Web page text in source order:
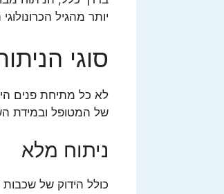
יותר מהגיל
סוגי
לא כל מתיחת פנים
של המטופל ובמידת
ניתוח מלא
כולל הידוק של שכבות